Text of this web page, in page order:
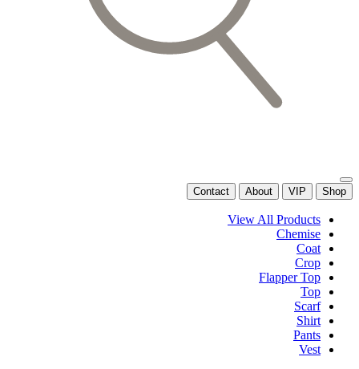
Shop
VIP
About
Contact
View All Products
Chemise
Coat
Crop
Flapper Top
Top
Scarf
Shirt
Pants
Vest